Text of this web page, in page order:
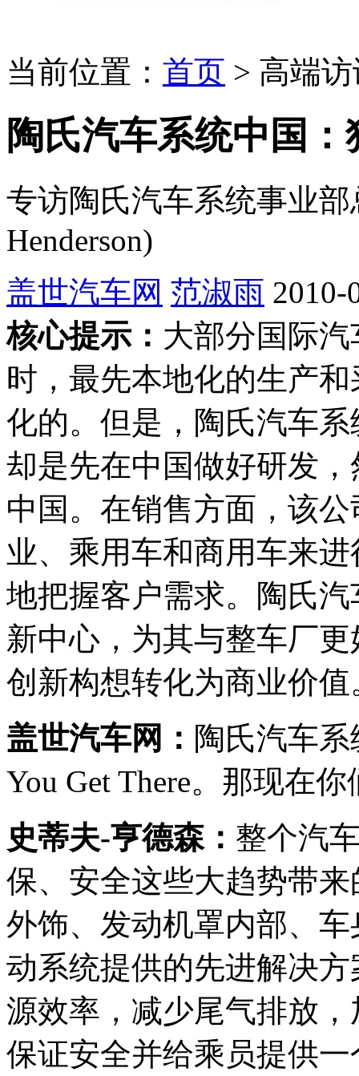
当前位置： 首页 > 高端
陶氏汽车系统中国
专访陶氏汽车系统事业
Henderson)
盖世汽车网 范淑雨 2010-
核心提示： 大部分国际
时，最先本地化的生产
化的。但是，陶氏汽车
却是先在中国做好研发
中国。在销售方面，该
业、乘用车和商用车来
地把握客户需求。陶氏
新中心，为其与整车厂
创新构想转化为商业价值
盖世汽车网： 陶氏汽车系
You Get There。那现在
史蒂夫-亨德森： 整个汽
保、安全这些大趋势带
外饰、发动机罩内部、
动系统提供的先进解决
源效率，减少尾气排放
保证安全并给乘员提供